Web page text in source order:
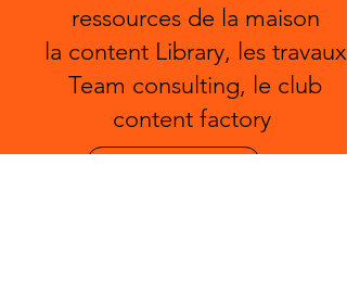
ressources de la maison
la content Library, les travaux
Team consulting, le club
content factory